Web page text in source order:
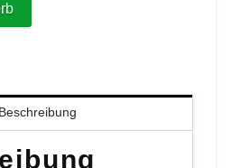
Beschreibung